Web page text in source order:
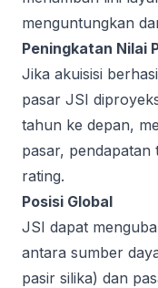
menguntungkan
Peningkatan Nilai
Jika akuisisi
pasar JSI
tahun ke depan,
pasar, pendapatan
rating.
Posisi Global
JSI dapat
antara sumber
pasir silika) dan